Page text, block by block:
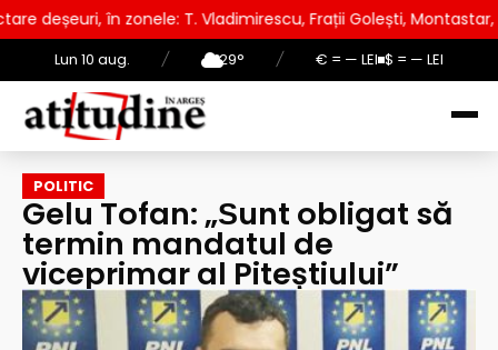
Lun 10 aug. / 29° / € = — LEI $ = — LEI
Vladimirescu, Frații Golești, Montastar, Prundu AUR
POLITIC
Gelu Tofan: „Ѕunt obligat să
termin mandatul de
viceprimar al Piteștiului”